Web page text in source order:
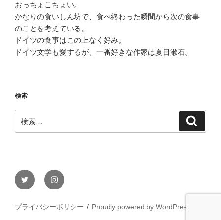
おっちょこちょい。
かなりの食いしん坊で、食べ終わった瞬間から次の食事
のことを考えている。
ドイツの食事はこの上なく好み。
ドイツ文学も愛するが、一番好きな作家は夏目漱石。
検索
索:
Twitter Instagram
プライバシーポリシー Proudly powered by WordPress